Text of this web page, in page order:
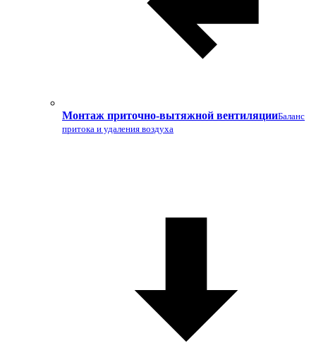
Монтаж приточно-вытяжной вентиляцииБаланс
притока и удаления воздуха